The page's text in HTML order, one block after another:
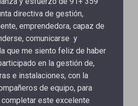
directiva de gestión,
emprendedora, capaz de
comunicarse y
que me siento feliz de haber
en la gestión de,
e instalaciones, con la
de equipo, para
este excelente